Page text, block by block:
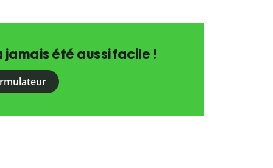
jamais été aussi facile !